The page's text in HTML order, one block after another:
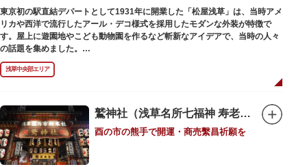
散策にいかがでしょうか。
東京初の駅直結デパートとして1931年に開業した「松屋浅草」は、当時アメ
リカや西洋で流行したアール・デコ様式を採用したモダンな外装が特徴で
す。屋上に遊園地やこども動物園を作るなど斬新なアイデアで、当時の人々
の話題を集めました。
現在は、B1階から地上3階までが松屋浅草の売り場。2012年のリニューアル
で建設当時のシンボル・大時計も復活し、昭和の面影を残す百貨店は今でも
人々に親しまれています。地上1階は 浅草らしい下町銘菓をはじめ、全国か
なので、お土産購入にも便利です。
浅草中央部エリア
鷲神社（浅草名所七福神 寿老人）
酉の市の熊手で開運・商売繫昌祈願を